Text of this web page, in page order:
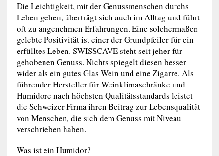
Die Leichtigkeit, mit der Genussmenschen durchs
Leben gehen, überträgt sich auch im Alltag und führt
oft zu angenehmen Erfahrungen. Eine solchermaßen
gelebte Positivität ist einer der Grundpfeiler für ein
erfülltes Leben. SWISSCAVE steht seit jeher für
gehobenen Genuss. Nichts spiegelt diesen besser
wider als ein gutes Glas Wein und eine Zigarre. Als
führender Hersteller für Weinklimaschränke und
Humidore nach höchsten Qualitätsstandards leistet
die Schweizer Firma ihren Beitrag zur Lebensqualität
von Menschen, die sich dem Genuss mit Niveau
verschrieben haben.
Was ist ein Humidor?